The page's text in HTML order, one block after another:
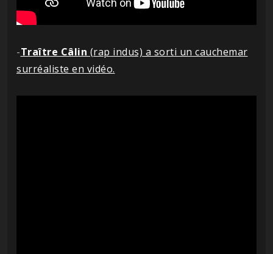
-Traître Câlin (rap indus) a sorti un cauchemar
surréaliste en vidéo.